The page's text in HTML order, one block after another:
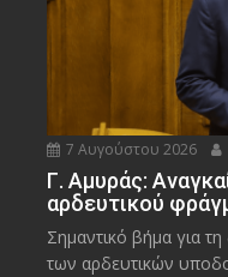
7 Αυγούστου 2026
Γ. Αμυράς:
αρδευτικού
Σημαντικό βήμα για
των αρδευτικών